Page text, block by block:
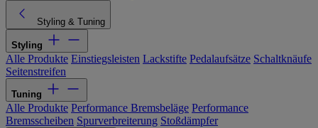
Styling & Tuning
Styling
Alle Produkte Einstiegsleisten Lackstifte Pedalaufsätze Schaltknäufe
Seitenstreifen
Tuning
Alle Produkte Performance Bremsbeläge Performance
Bremsscheiben Spurverbreiterung Stoßdämpfer